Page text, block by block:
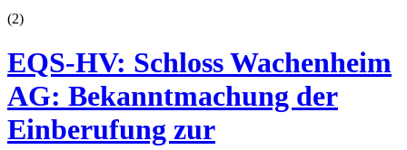
(2)
EQS-HV: Schloss Wachenheim
AG: Bekanntmachung der
Einberufung zur